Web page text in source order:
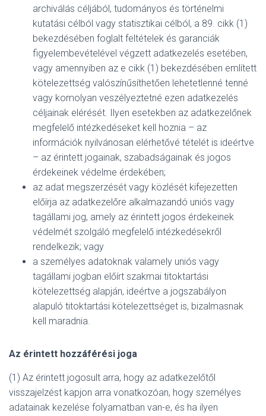
archiválás céljából, tudományos és történelmi
kutatási célból vagy statisztikai célból, a 89. cikk (1)
bekezdésében foglalt feltételek és garanciák
figyelembevételével végzett adatkezelés esetében,
vagy amennyiben az e cikk (1) bekezdésében említett
kötelezettség valószínűsíthetően lehetetlenné tenné
vagy komolyan veszélyeztetné ezen adatkezelés
céljainak elérését. Ilyen esetekben az adatkezelőnek
megfelelő intézkedéseket kell hoznia – az
információk nyilvánosan elérhetővé tételét is ideértve
– az érintett jogainak, szabadságainak és jogos
érdekeinek védelme érdekében;
az adat megszerzését vagy közlését kifejezetten
előírja az adatkezelőre alkalmazandó uniós vagy
tagállami jog, amely az érintett jogos érdekeinek
védelmét szolgáló megfelelő intézkedésekről
rendelkezik; vagy
a személyes adatoknak valamely uniós vagy
tagállami jogban előírt szakmai titoktartási
kötelezettség alapján, ideértve a jogszabályon
alapuló titoktartási kötelezettséget is, bizalmasnak
kell maradnia.
Az érintett hozzáférési joga
(1) Az érintett jogosult arra, hogy az adatkezelőtől
visszajelzést kapjon arra vonatkozóan, hogy személyes
adatainak kezelése folyamatban van-e, és ha ilyen